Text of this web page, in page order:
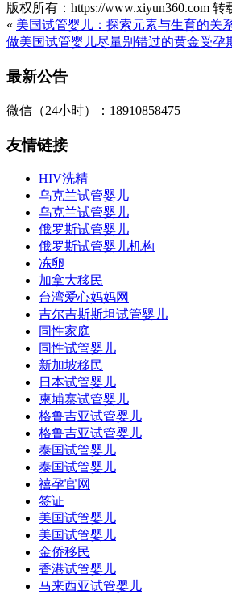
版权所有：https://www.xiyun360.com 转
« 美国试管婴儿：探索元素与生育的关
做美国试管婴儿尽量别错过的黄金受孕
最新公告
微信（24小时）：18910858475
友情链接
HIV洗精
乌克兰试管婴儿
乌克兰试管婴儿
俄罗斯试管婴儿
俄罗斯试管婴儿机构
冻卵
加拿大移民
台湾爱心妈妈网
吉尔吉斯斯坦试管婴儿
同性家庭
同性试管婴儿
新加坡移民
日本试管婴儿
柬埔寨试管婴儿
格鲁吉亚试管婴儿
格鲁吉亚试管婴儿
泰国试管婴儿
泰国试管婴儿
禧孕官网
签证
美国试管婴儿
美国试管婴儿
金侨移民
香港试管婴儿
马来西亚试管婴儿